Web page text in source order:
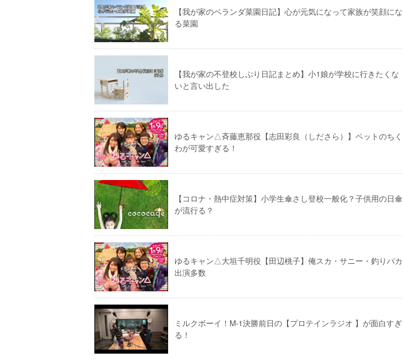
【我が家のベランダ菜園日記】心が元気になって家族が笑顔にな
る菜園
【我が家の不登校しぶり日記まとめ】小1娘が学校に行きたくな
いと言い出した
ゆるキャン△斉藤恵那役【志田彩良（しださら）】ペットのちく
わが可愛すぎる！
【コロナ・熱中症対策】小学生傘さし登校一般化？子供用の日傘
が流行る？
ゆるキャン△大垣千明役【田辺桃子】俺スカ・サニー・釣りバカ
出演多数
ミルクボーイ！M-1決勝前日の【プロテインラジオ 】が面白すぎ
る！